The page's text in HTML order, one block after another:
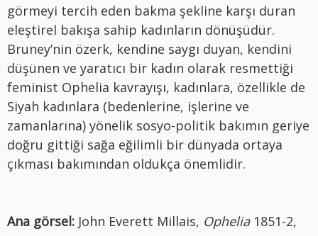
görmeyi tercih eden bakma şekline karşı duran
eleştirel bakışa sahip kadınların dönüşüdür.
Bruney’nin özerk, kendine saygı duyan, kendini
düşünen ve yaratıcı bir kadın olarak resmettiği
feminist Ophelia kavrayışı, kadınlara, özellikle de
Siyah kadınlara (bedenlerine, işlerine ve
zamanlarına) yönelik sosyo-politik bakımın geriye
doğru gittiği sağa eğilimli bir dünyada ortaya
çıkması bakımından oldukça önemlidir.
Ana görsel: John Everett Millais, Ophelia 1851-2,